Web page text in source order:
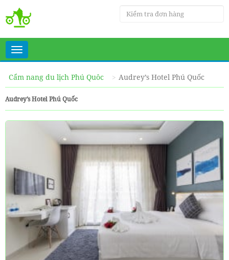
Toggle
navigation
Cẩm nang du lịch Phú Quôc
Audrey’s Hotel Phú Quốc
Audrey’s Hotel Phú Quốc